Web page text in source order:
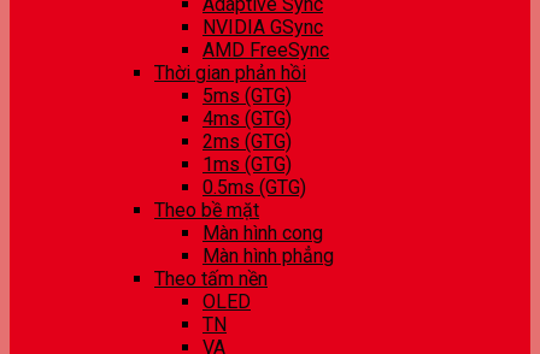
NVIDIA GSync
AMD FreeSync
Thời gian phản hồi
5ms (GTG)
4ms (GTG)
2ms (GTG)
1ms (GTG)
0.5ms (GTG)
Theo bề mặt
Màn hình cong
Màn hình phẳng
Theo tấm nền
OLED
TN
VA